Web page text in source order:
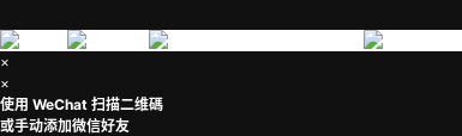
×
×
使用 WeChat 扫描二维碼
或手动添加微信好友